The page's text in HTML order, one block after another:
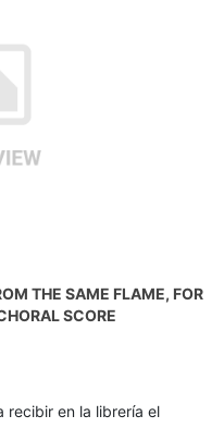
THE SAME FLAME, FOR
SCORE
recibir en la librería el